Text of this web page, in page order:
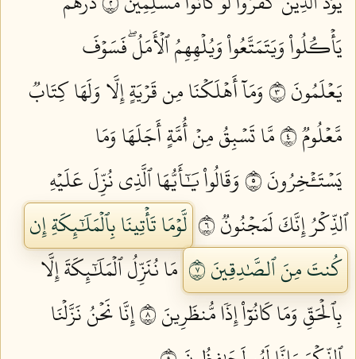
يَأۡكُلُواْ وَيَتَمَتَّعُواْ وَيُلۡهِهِمُ ٱلۡأَمَلُۖ فَسَوۡفَ
يَعۡلَمُونَ ٣
وَمَآ أَهۡلَكۡنَا مِن قَرۡيَةٍ إِلَّا وَلَهَا كِتَابٞ
مَّعۡلُومٞ ٤
مَّا تَسۡبِقُ مِنۡ أُمَّةٍ أَجَلَهَا وَمَا
يَسۡتَـٔۡخِرُونَ ٥
وَقَالُواْ يَٰٓأَيُّهَا ٱلَّذِي نُزِّلَ عَلَيۡهِ
ٱلذِّكۡرُ إِنَّكَ لَمَجۡنُونٞ ٦
لَّوۡمَا تَأۡتِينَا بِٱلۡمَلَٰٓئِكَةِ إِن
كُنتَ مِنَ ٱلصَّٰدِقِينَ ٧
مَا نُنَزِّلُ ٱلۡمَلَٰٓئِكَةَ إِلَّا
بِٱلۡحَقِّ وَمَا كَانُوٓاْ إِذٗا مُّنظَرِينَ ٨
إِنَّا نَحۡنُ نَزَّلۡنَا